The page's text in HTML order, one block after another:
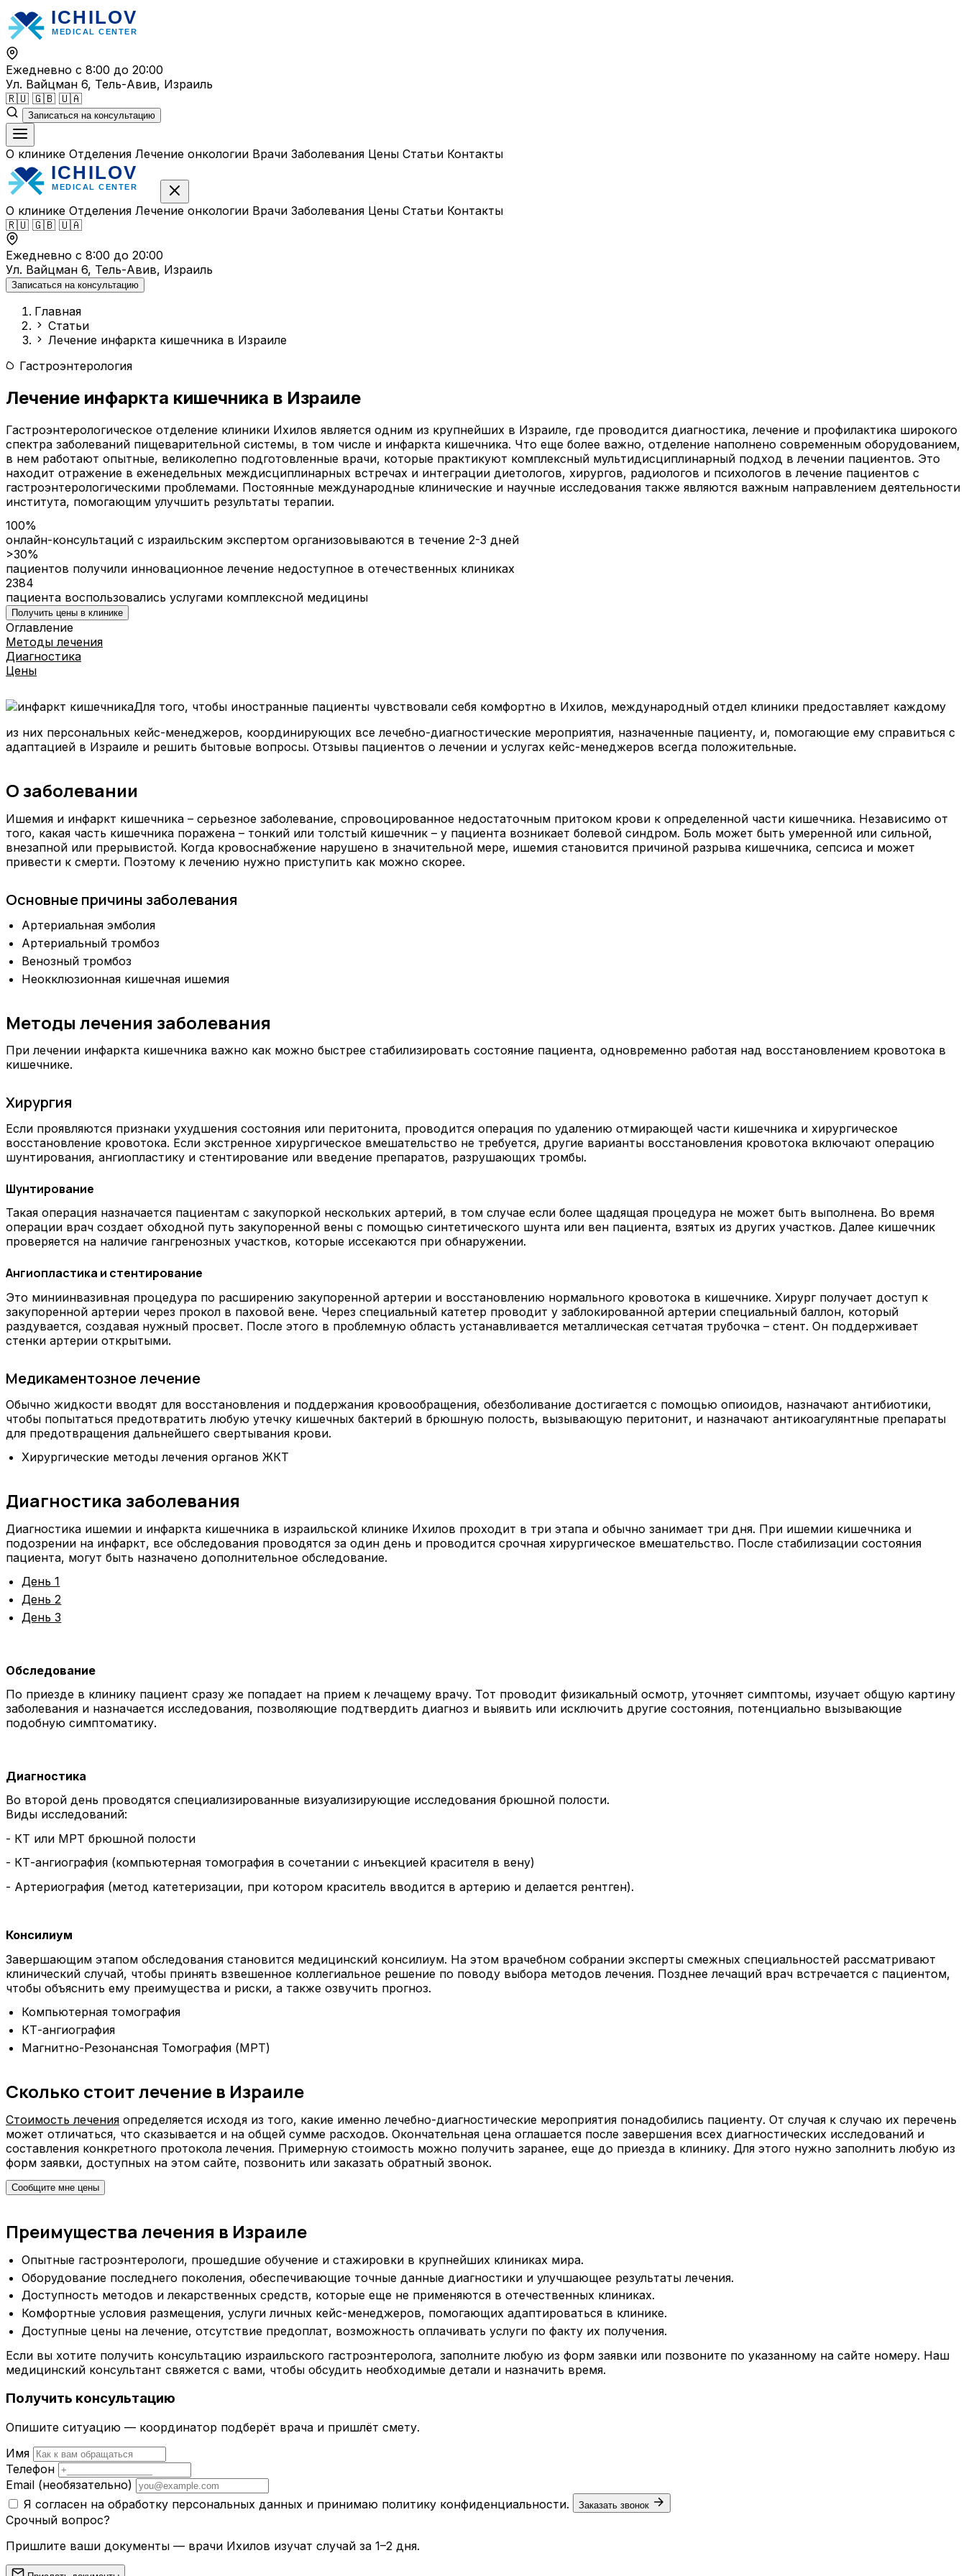
Перейти
к
содержимому
Ежедневно с 8:00 до 20:00
Ул. Вайцман 6, Тель-Авив, Израиль
🇷🇺 🇬🇧 🇺🇦
Записаться на консультацию
О клинике Отделения Лечение онкологии Врачи Заболевания Цены Статьи Контакты
О клинике Отделения Лечение онкологии Врачи Заболевания Цены Статьи Контакты
🇷🇺 🇬🇧 🇺🇦
Ежедневно с 8:00 до 20:00
Ул. Вайцман 6, Тель-Авив, Израиль
Записаться на консультацию
Главная
Статьи
Лечение инфаркта кишечника в Израиле
Гастроэнтерология
Лечение инфаркта кишечника в Израиле
Гастроэнтерологическое отделение клиники Ихилов является одним из крупнейших в Израиле, где проводится диагностика, лечение и профилактика широкого
спектра заболеваний пищеварительной системы, в том числе и инфаркта кишечника. Что еще более важно, отделение наполнено современным оборудованием,
в нем работают опытные, великолепно подготовленные врачи, которые практикуют комплексный мультидисциплинарный подход в лечении пациентов. Это
находит отражение в еженедельных междисциплинарных встречах и интеграции диетологов, хирургов, радиологов и психологов в лечение пациентов с
гастроэнтерологическими проблемами. Постоянные международные клинические и научные исследования также являются важным направлением деятельности
института, помогающим улучшить результаты терапии.
100%
онлайн-консультаций с израильским экспертом организовываются в течение 2-3 дней
>30%
пациентов получили инновационное лечение недоступное в отечественных клиниках
2384
пациента воспользовались услугами комплексной медицины
Получить цены в клинике
Оглавление
Методы лечения
Диагностика
Цены
Для того, чтобы иностранные пациенты чувствовали себя комфортно в Ихилов, международный отдел клиники предоставляет каждому
из них персональных кейс-менеджеров, координирующих все лечебно-диагностические мероприятия, назначенные пациенту, и, помогающие ему справиться с
адаптацией в Израиле и решить бытовые вопросы. Отзывы пациентов о лечении и услугах кейс-менеджеров всегда положительные.
О заболевании
Ишемия и инфаркт кишечника – серьезное заболевание, спровоцированное недостаточным притоком крови к определенной части кишечника. Независимо от
того, какая часть кишечника поражена – тонкий или толстый кишечник – у пациента возникает болевой синдром. Боль может быть умеренной или сильной,
внезапной или прерывистой. Когда кровоснабжение нарушено в значительной мере, ишемия становится причиной разрыва кишечника, сепсиса и может
привести к смерти. Поэтому к лечению нужно приступить как можно скорее.
Основные причины заболевания
Артериальная эмболия
Артериальный тромбоз
Венозный тромбоз
Неокклюзионная кишечная ишемия
Методы лечения заболевания
При лечении инфаркта кишечника важно как можно быстрее стабилизировать состояние пациента, одновременно работая над восстановлением кровотока в
кишечнике.
Хирургия
Если проявляются признаки ухудшения состояния или перитонита, проводится операция по удалению отмирающей части кишечника и хирургическое
восстановление кровотока. Если экстренное хирургическое вмешательство не требуется, другие варианты восстановления кровотока включают операцию
шунтирования, ангиопластику и стентирование или введение препаратов, разрушающих тромбы.
Шунтирование
Такая операция назначается пациентам с закупоркой нескольких артерий, в том случае если более щадящая процедура не может быть выполнена. Во время
операции врач создает обходной путь закупоренной вены с помощью синтетического шунта или вен пациента, взятых из других участков. Далее кишечник
проверяется на наличие гангренозных участков, которые иссекаются при обнаружении.
Ангиопластика и стентирование
Это миниинвазивная процедура по расширению закупоренной артерии и восстановлению нормального кровотока в кишечнике. Хирург получает доступ к
закупоренной артерии через прокол в паховой вене. Через специальный катетер проводит у заблокированной артерии специальный баллон, который
раздувается, создавая нужный просвет. После этого в проблемную область устанавливается металлическая сетчатая трубочка – стент. Он поддерживает
стенки артерии открытыми.
Медикаментозное лечение
Обычно жидкости вводят для восстановления и поддержания кровообращения, обезболивание достигается с помощью опиоидов, назначают антибиотики,
чтобы попытаться предотвратить любую утечку кишечных бактерий в брюшную полость, вызывающую перитонит, и назначают антикоагулянтные препараты
для предотвращения дальнейшего свертывания крови.
Хирургические методы лечения органов ЖКТ
Диагностика заболевания
Диагностика ишемии и инфаркта кишечника в израильской клинике Ихилов проходит в три этапа и обычно занимает три дня. При ишемии кишечника и
подозрении на инфаркт, все обследования проводятся за один день и проводится срочная хирургическое вмешательство. После стабилизации состояния
пациента, могут быть назначено дополнительное обследование.
День 1
День 2
День 3
Обследование
По приезде в клинику пациент сразу же попадает на прием к лечащему врачу. Тот проводит физикальный осмотр, уточняет симптомы, изучает общую картину
заболевания и назначается исследования, позволяющие подтвердить диагноз и выявить или исключить другие состояния, потенциально вызывающие
подобную симптоматику.
Диагностика
Во второй день проводятся специализированные визуализирующие исследования брюшной полости.
Виды исследований:
- КТ или МРТ брюшной полости
- КТ-ангиография (компьютерная томография в сочетании с инъекцией красителя в вену)
- Артериография (метод катетеризации, при котором краситель вводится в артерию и делается рентген).
Консилиум
Завершающим этапом обследования становится медицинский консилиум. На этом врачебном собрании эксперты смежных специальностей рассматривают
клинический случай, чтобы принять взвешенное коллегиальное решение по поводу выбора методов лечения. Позднее лечащий врач встречается с пациентом,
чтобы объяснить ему преимущества и риски, а также озвучить прогноз.
Компьютерная томография
КТ-ангиография
Магнитно-Резонансная Томография (МРТ)
Сколько стоит лечение в Израиле
Стоимость лечения определяется исходя из того, какие именно лечебно-диагностические мероприятия понадобились пациенту. От случая к случаю их перечень
может отличаться, что сказывается и на общей сумме расходов. Окончательная цена оглашается после завершения всех диагностических исследований и
составления конкретного протокола лечения. Примерную стоимость можно получить заранее, еще до приезда в клинику. Для этого нужно заполнить любую из
форм заявки, доступных на этом сайте, позвонить или заказать обратный звонок.
Сообщите мне цены
Преимущества лечения в Израиле
Опытные гастроэнтерологи, прошедшие обучение и стажировки в крупнейших клиниках мира.
Оборудование последнего поколения, обеспечивающие точные данные диагностики и улучшающее результаты лечения.
Доступность методов и лекарственных средств, которые еще не применяются в отечественных клиниках.
Комфортные условия размещения, услуги личных кейс-менеджеров, помогающих адаптироваться в клинике.
Доступные цены на лечение, отсутствие предоплат, возможность оплачивать услуги по факту их получения.
Если вы хотите получить консультацию израильского гастроэнтеролога, заполните любую из форм заявки или позвоните по указанному на сайте номеру. Наш
медицинский консультант свяжется с вами, чтобы обсудить необходимые детали и назначить время.
Получить консультацию
Опишите ситуацию — координатор подберёт врача и пришлёт смету.
Имя
Телефон
Email (необязательно)
Я согласен на обработку персональных данных и принимаю политику конфиденциальности. Заказать звонок
Срочный вопрос?
Пришлите ваши документы — врачи Ихилов изучат случай за 1–2 дня.